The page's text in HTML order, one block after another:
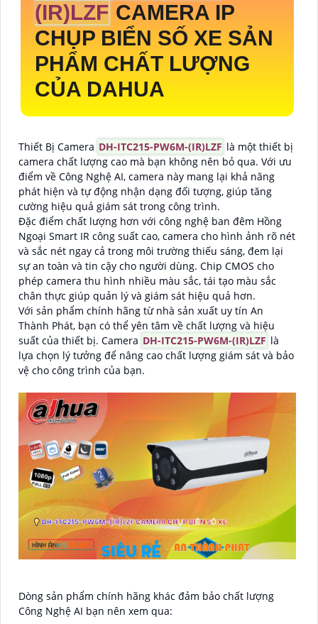
(IR)LZF CAMERA IP
CHỤP BIỂN SỐ XE SẢN
PHẨM CHẤT LƯỢNG
CỦA DAHUA
Thiết Bị Camera DH-ITC215-PW6M-(IR)LZF là một thiết bị
camera chất lượng cao mà bạn không nên bỏ qua. Với ưu
điểm về Công Nghệ AI, camera này mang lại khả năng
phát hiện và tự động nhận dạng đối tượng, giúp tăng
cường hiệu quả giám sát trong công trình.
Đặc điểm chất lượng hơn với công nghệ ban đêm Hồng
Ngoại Smart IR công suất cao, camera cho hình ảnh rõ nét
và sắc nét ngay cả trong môi trường thiếu sáng, đem lại
sự an toàn và tin cậy cho người dùng. Chip CMOS cho
phép camera thu hình nhiều màu sắc, tái tạo màu sắc
chân thực giúp quản lý và giám sát hiệu quả hơn.
Với sản phẩm chính hãng từ nhà sản xuất uy tín An
Thành Phát, bạn có thể yên tâm về chất lượng và hiệu
suất của thiết bị. Camera DH-ITC215-PW6M-(IR)LZF là
lựa chọn lý tưởng để nâng cao chất lượng giám sát và bảo
vệ cho công trình của bạn.
Dòng sản phẩm chính hãng khác đảm bảo chất lượng
Công Nghệ AI bạn nên xem qua: